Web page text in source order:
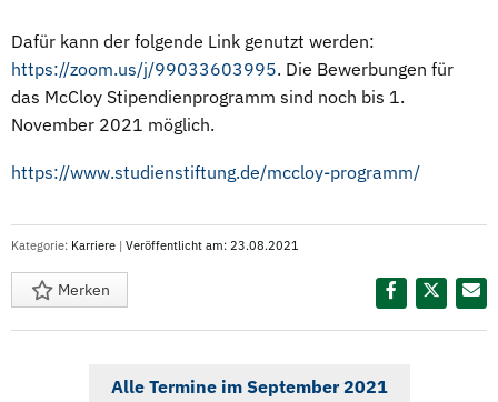
Dafür kann der folgende Link genutzt werden:
https://zoom.us/j/99033603995. Die Bewerbungen für
das McCloy Stipendienprogramm sind noch bis 1.
November 2021 möglich.
https://www.studienstiftung.de/mccloy-programm/
Kategorie: Karriere | Veröffentlicht am: 23.08.2021
Merken
Alle Termine im September 2021